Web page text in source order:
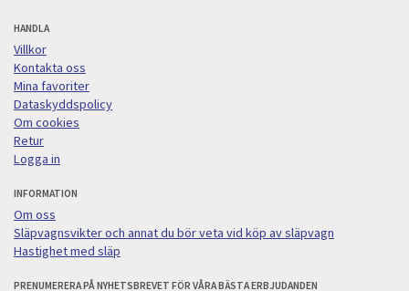
HANDLA
Villkor
Kontakta oss
Mina favoriter
Dataskyddspolicy
Om cookies
Retur
Logga in
INFORMATION
Om oss
Släpvagnsvikter och annat du bör veta vid köp av släpvagn
Hastighet med släp
PRENUMERERA PÅ NYHETSBREVET FÖR VÅRA BÄSTA ERBJUDANDEN